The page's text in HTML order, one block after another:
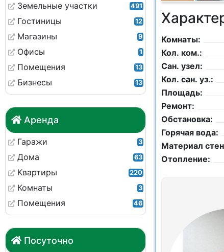
Земельные участки 491
Гостиницы 12
Магазины 9
Офисы 1
Помещения 13
Бизнесы 13
Аренда
Гаражи 3
Дома 63
Квартиры 220
Комнаты 3
Помещения 46
Посуточно
Комнаты:
Кол. ком.:
Сан. узел:
Кол. сан. уз.:
Площадь:
Ремонт:
Обстановка:
Горячая вода:
Материал
Отопление: